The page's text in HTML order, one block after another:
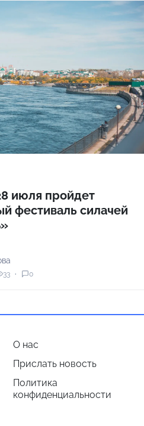
июля пройдет
фестиваль силачей
33 0
О нас
Прислать новость
Политика
конфиденциальности